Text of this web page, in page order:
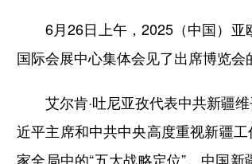
6月26日上午，2025（中国）亚
国际会展中心集体会见了出席博览会
艾尔肯·吐尼亚孜代表中共新疆维
近平主席和中共中央高度重视新疆
家全局中的“五大战略定位”。中国